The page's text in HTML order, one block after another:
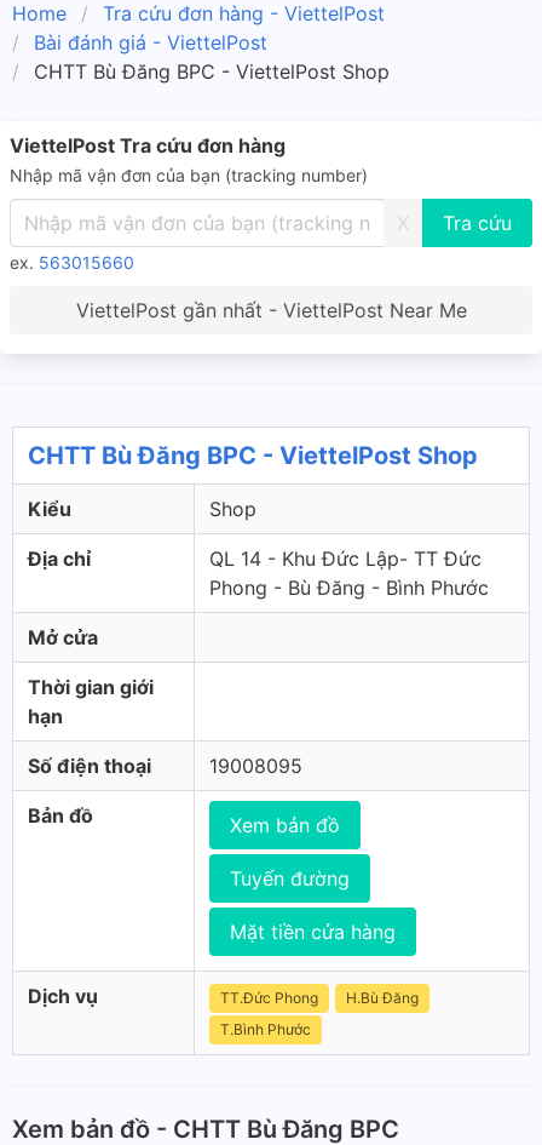
Home
Tra cứu đơn hàng - ViettelPost
Bài đánh giá - ViettelPost
CHTT Bù Đăng BPC - ViettelPost Shop
ViettelPost Tra cứu đơn hàng
Nhập mã vận đơn của bạn (tracking number)
X
ex. 563015660
ViettelPost gần nhất - ViettelPost Near Me
CHTT Bù Đăng BPC - ViettelPost Shop
Kiểu Shop
Địa chỉ
QL 14 - Khu Đức Lập- TT Đức
Phong - Bù Đăng - Bình Phước
Mở cửa
Thời gian giới
hạn
Số điện thoại 19008095
Bản đồ Xem bản đồ
Tuyến đường
Mặt tiền cửa hàng
Dịch vụ TT.Đức Phong
H.Bù Đăng
T.Bình Phước
Xem bản đồ - CHTT Bù Đăng BPC